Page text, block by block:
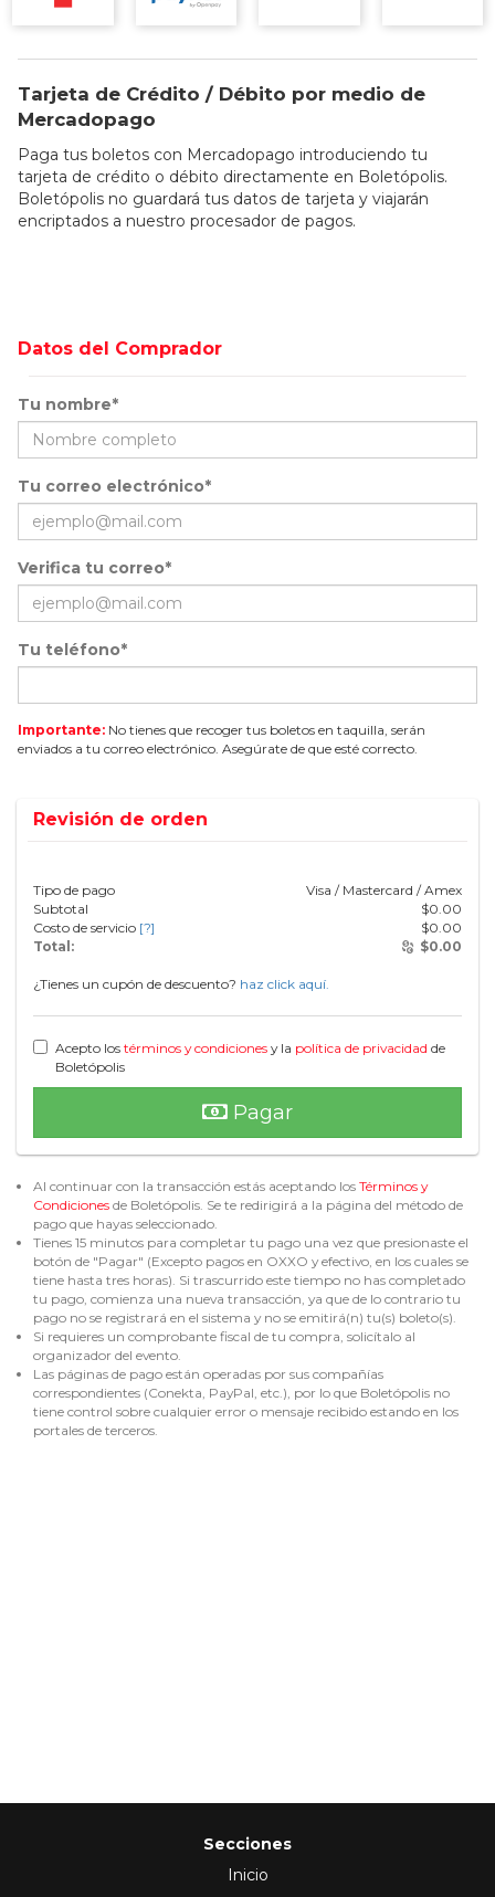
Tarjeta de Crédito / Débito por medio de
Mercadopago
Paga tus boletos con Mercadopago introduciendo tu
tarjeta de crédito o débito directamente en Boletópolis.
Boletópolis no guardará tus datos de tarjeta y viajarán
encriptados a nuestro procesador de pagos.
Datos del Comprador
Tu nombre*
Tu correo electrónico*
Verifica tu correo*
Tu teléfono*
Importante: No tienes que recoger tus boletos en taquilla, serán
enviados a tu correo electrónico. Asegúrate de que esté correcto.
Revisión de orden
Tipo de pago
Visa / Mastercard / Amex
Subtotal
$0.00
Costo de servicio [?] $0.00
Total:
$0.00
¿Tienes un cupón de descuento? haz click aquí.
Acepto los términos y condiciones y la política de privacidad de
Boletópolis
Pagar
Al continuar con la transacción estás aceptando los Términos y
Condiciones de Boletópolis. Se te redirigirá a la página del método de
pago que hayas seleccionado.
Tienes 15 minutos para completar tu pago una vez que presionaste el
botón de "Pagar" (Excepto pagos en OXXO y efectivo, en los cuales se
tiene hasta tres horas). Si trascurrido este tiempo no has completado
tu pago, comienza una nueva transacción, ya que de lo contrario tu
pago no se registrará en el sistema y no se emitirá(n) tu(s) boleto(s).
Si requieres un comprobante fiscal de tu compra, solicítalo al
organizador del evento.
Las páginas de pago están operadas por sus compañías
correspondientes (Conekta, PayPal, etc.), por lo que Boletópolis no
tiene control sobre cualquier error o mensaje recibido estando en los
portales de terceros.
Secciones
Inicio